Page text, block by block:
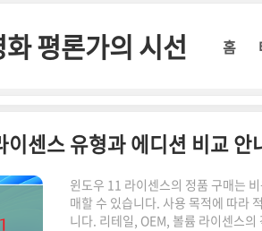
평론가의 시선 홈
이센스 유형과 에디션 비교 안
윈도우 11 라이센스의 정품 구매는
매할 수 있습니다. 사용 목적에 따라
니다. 리테일, OEM, 볼륨 라이센스